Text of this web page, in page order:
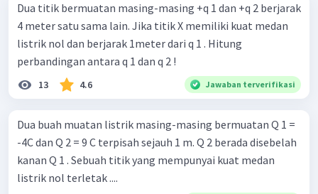
Dua titik bermuatan masing-masing +q 1 dan +q 2 berjarak
4 meter satu sama lain. Jika titik X memiliki kuat medan
listrik nol dan berjarak 1meter dari q 1 . Hitung
perbandingan antara q 1 dan q 2 !
13 4.6 Jawaban terverifikasi
Dua buah muatan listrik masing-masing bermuatan Q 1 =
-4C dan Q 2 = 9 C terpisah sejauh 1 m. Q 2 berada disebelah
kanan Q 1 . Sebuah titik yang mempunyai kuat medan
listrik nol terletak ....